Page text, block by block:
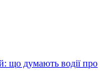
що думають водії про